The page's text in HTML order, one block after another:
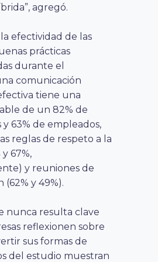
agregó.
efectividad de las
prácticas
durante el
comunicación
tiene una
de un 82% de
63% de empleados,
reglas de respeto a la
67%,
y reuniones de
(62% y 49%).
nunca resulta clave
reflexionen sobre
sus formas de
del estudio muestran